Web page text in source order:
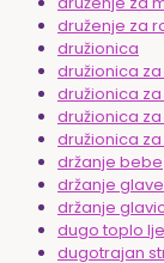
druženje za
družionica
družionica
družionica
družionica
družionica
držanje bebe
držanje glave
držanje
dugo toplo
dugotrajan